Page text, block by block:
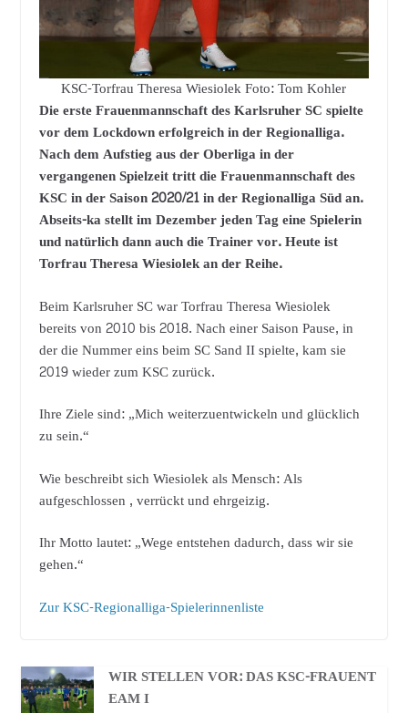
KSC-Torfrau Theresa Wiesiolek Foto: Tom Kohler
Die erste Frauenmannschaft des Karlsruher SC spielte
vor dem Lockdown erfolgreich in der Regionalliga.
Nach dem Aufstieg aus der Oberliga in der
vergangenen Spielzeit tritt die Frauenmannschaft des
KSC in der Saison 2020/21 in der Regionalliga Süd an.
Abseits-ka stellt im Dezember jeden Tag eine Spielerin
und natürlich dann auch die Trainer vor.Heute ist
Torfrau Theresa Wiesiolek an der Reihe.
Beim Karlsruher SC war Torfrau Theresa Wiesiolek
bereits von 2010 bis 2018. Nach einer Saison Pause, in
der die Nummer eins beim SC Sand II spielte, kam sie
2019 wieder zum KSC zurück.
Ihre Ziele sind: „Mich weiterzuentwickeln und glücklich
zu sein.“
Wie beschreibt sich Wiesiolek als Mensch: Als
aufgeschlossen , verrückt und ehrgeizig.
Ihr Motto lautet: „Wege entstehen dadurch, dass wir sie
gehen.“
Zur KSC-Regionalliga-Spielerinnenliste
WIR STELLEN VOR: DAS KSC-FRAUENT
EAM I